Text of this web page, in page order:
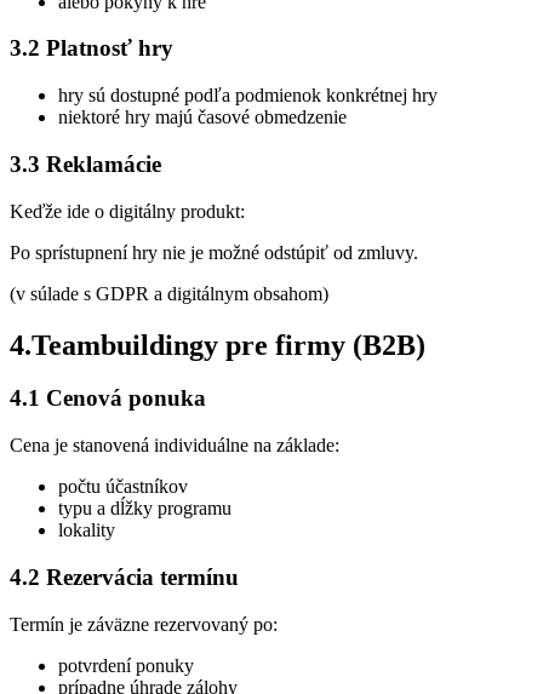
3.2 Platnosť hry
hry sú dostupné podľa podmienok konkrétnej hry
niektoré hry majú časové obmedzenie
3.3 Reklamácie
Keďže ide o digitálny produkt:
Po sprístupnení hry nie je možné odstúpiť od zmluvy.
(v súlade s GDPR a digitálnym obsahom)
4.Teambuildingy pre firmy (B2B)
4.1 Cenová ponuka
Cena je stanovená individuálne na základe:
počtu účastníkov
typu a dĺžky programu
lokality
4.2 Rezervácia termínu
Termín je záväzne rezervovaný po:
potvrdení ponuky
prípadne úhrade zálohy